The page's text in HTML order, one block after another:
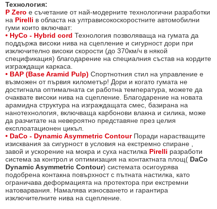
Технология:
P Zero е съчетание от най-модерните технологични разработки
на Pirelli в областа на ултрависокоскоростните автомобилни
гуми които включват:
• HyCo - Hybrid cord Технология позволяваща на гумата да
поддържа високи нива на сцепление и сигурност дори при
изключително високи скорости (до 370км/ч в някой
спецификация) благодарение на специалния състав на кордите
изграждащи каркаса.
• BAP (Base Aramid Pulp)Спортнотния стил на управление е
възможен от първия километър! Дори и когато гумата не
достигнала оптималната си работна температура, можете да
очаквате високи нива на сцепление. Благодарение на новата
арамидна структура на изграждащата смес, базирана на
нанотехнология, включваща карбонови влакна и силика, може
да разчитате на невероятно представяне през целия
експлоатационен цикъл.
• DaCo - Dynamic Asymmetric ContourПоради нарастващите
изисквания за сигурност в условия на екстремно спиране ,
завой и ускорение на мокра и суха настилка Pirelli разработи
система за контрол и оптимизация на контактната площ( DaCo
Dynamic Asymmetric Contour) системата осигоурява
подобрена контакна повърхност с пътната настилка, като
ограничава деформацията на протектора при екстремни
натоварвания. Намалява износването и гарантира
изключителните нива на сцепление.